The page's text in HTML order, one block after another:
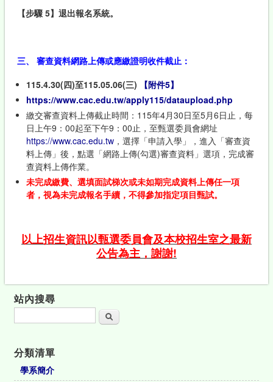
【步驟 5】退出報名系統。
三、 審查資料網路上傳或應繳證明收件截止：
115.4.30(四)至115.05.06(三)
【附件5】
https://www.cac.edu.tw/apply115/dataupload.php
繳交審查資料上傳截止時間：115年4月30日至5月6日止，每
日上午9：00起至下午9：00止，至甄選委員會網址
https://www.cac.edu.tw，選擇「申請入學」，進入「審查資
料上傳」後，點選「網路上傳(勾選)審查資料」選項，完成審
查資料上傳作業。
未完成繳費、選填面試梯次或未如期完成資料上傳任一項
者，視為未完成報名手續，不得參加指定項目甄試。
以上招生資訊以甄選委員會及本校招生室之最新
公告為主，謝謝!
站內搜尋
搜尋
分類清單
學系簡介